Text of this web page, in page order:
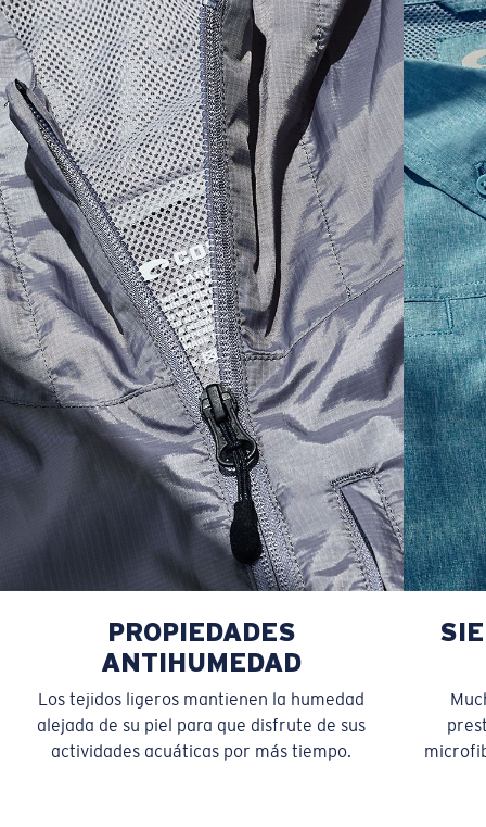
SIZES 1. CHEST 2. BODY LENGTH 3. SLEEVE LENGTH
S 19" 27” 7 ¾”
M 21" 28" 8 ¼”
L 23” 29” 8 ¾”
XL 25” 30” 9 ¼”
XXL 27” 31” 9 ¾”
PROPIEDADES
ANTIHUMEDAD
Los tejidos ligeros mantienen la humedad
alejada de su piel para que disfrute de sus
actividades acuáticas por más tiempo.